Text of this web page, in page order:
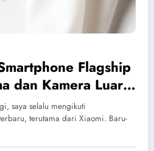
Flagship
dan Kamera Luar
saya selalu mengikuti
terutama dari Xiaomi. Baru-